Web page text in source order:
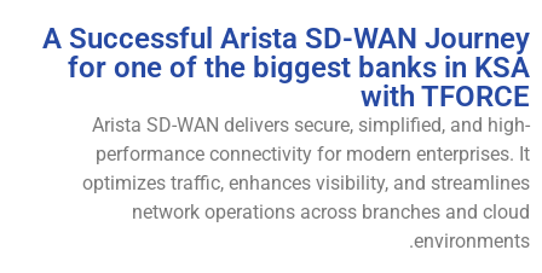
A Successful Arista SD-WAN Journey
for one of the biggest banks in KSA
with TFORCE
Arista SD-WAN delivers secure, simplified, and high-
performance connectivity for modern enterprises. It
optimizes traffic, enhances visibility, and streamlines
network operations across branches and cloud
environments.